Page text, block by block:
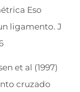
Eso
ligamento. J
et al (1997)
cruzado